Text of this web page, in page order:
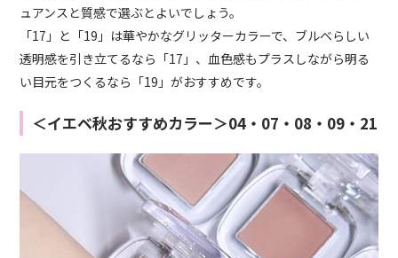
ュアンスと質感で選ぶとよいでしょう。
「17」と「19」は華やかなグリッターカラーで、ブルベらしい
透明感を引き立てるなら「17」、血色感もプラスしながら明る
い目元をつくるなら「19」がおすすめです。
＜イエベ秋おすすめカラー＞04・07・08・09・21